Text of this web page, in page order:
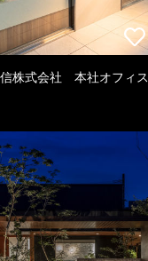
株式会社 本社オフィス